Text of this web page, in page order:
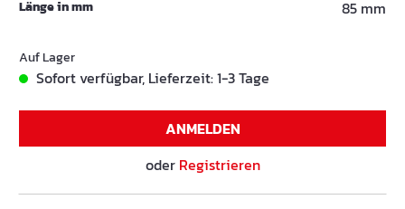
Länge in mm 85 mm
Auf Lager
Sofort verfügbar, Lieferzeit: 1-3 Tage
ANMELDEN
oder Registrieren